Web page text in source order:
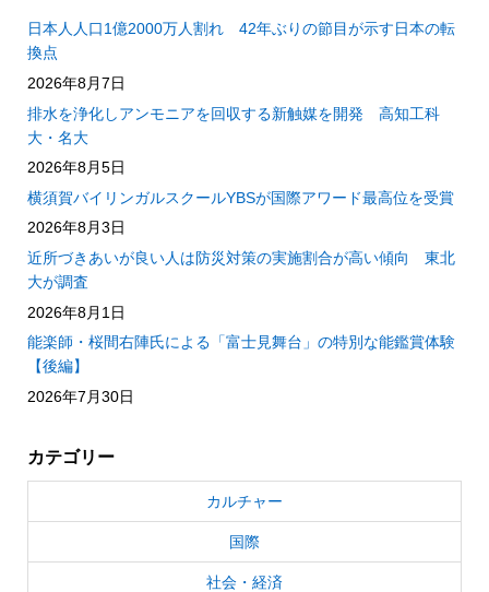
日本人人口1億2000万人割れ 42年ぶりの節目が示す日本の転
換点
2026年8月7日
排水を浄化しアンモニアを回収する新触媒を開発 高知工科
大・名大
2026年8月5日
横須賀バイリンガルスクールYBSが国際アワード最高位を受賞
2026年8月3日
近所づきあいが良い人は防災対策の実施割合が高い傾向 東北
大が調査
2026年8月1日
能楽師・桜間右陣氏による「富士見舞台」の特別な能鑑賞体験
【後編】
2026年7月30日
カテゴリー
カルチャー
国際
社会・経済